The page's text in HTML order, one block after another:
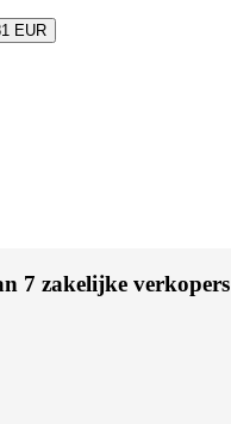
EUR
7 zakelijke verkopers